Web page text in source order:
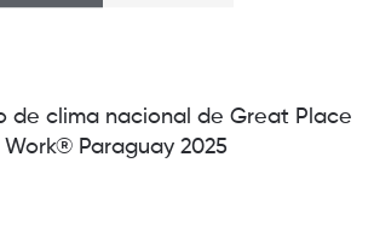
de clima nacional de Great Place
Paraguay 2025